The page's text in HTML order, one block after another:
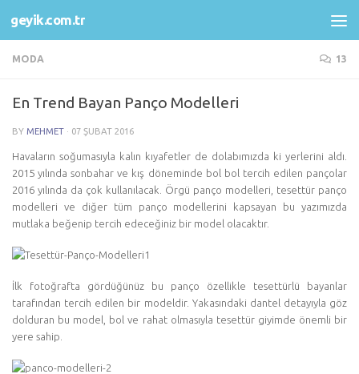
Skip to content
geyik.com.tr
MODA 13
En Trend Bayan Panço Modelleri
BY MEHMET · 07 ŞUBAT 2016
Havaların soğumasıyla kalın kıyafetler de dolabımızda ki yerlerini aldı.
2015 yılında sonbahar ve kış döneminde bol bol tercih edilen pançolar
2016 yılında da çok kullanılacak. Örgü panço modelleri, tesettür panço
modelleri ve diğer tüm panço modellerini kapsayan bu yazımızda
mutlaka beğenip tercih edeceğiniz bir model olacaktır.
İlk fotoğrafta gördüğünüz bu panço özellikle tesettürlü bayanlar
tarafından tercih edilen bir modeldir. Yakasındaki dantel detayıyla göz
dolduran bu model, bol ve rahat olmasıyla tesettür giyimde önemli bir
yere sahip.